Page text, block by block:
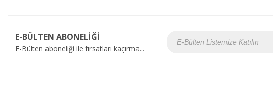
E-BÜLTEN ABONELİĞİ
E-Bülten aboneliği ile fırsatları kaçırma...